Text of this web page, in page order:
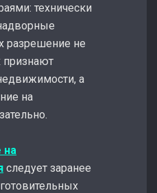
технически
разрешение не
признают
а
на
на
следует заранее